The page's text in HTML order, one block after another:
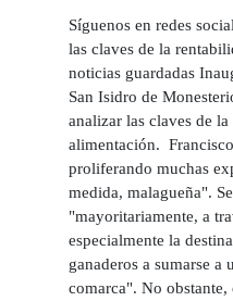
Síguenos en redes
las claves de la
noticias guardadas
San Isidro de
analizar las claves de
alimentación.
proliferando muchas
medida, malagueña".
"mayoritariamente, a
especialmente la
ganaderos a sumarse
comarca". No